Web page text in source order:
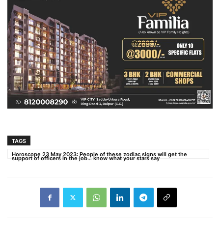
TAGS
Horoscope 23 May 2023: People of these zodiac signs will get the
support of officers in the job… know what your stars say